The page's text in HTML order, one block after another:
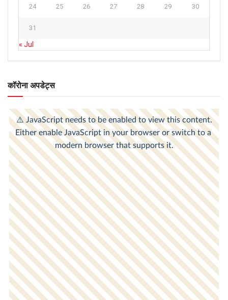
24 25 26 27 28 29 30
31
« Jul
कॉरोना अपडेट्स